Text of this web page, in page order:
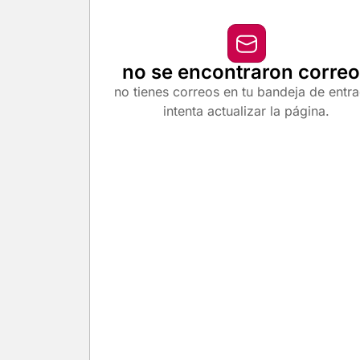
no se encontraron
no tienes correos en tu bandeja de
intenta actualizar la página.